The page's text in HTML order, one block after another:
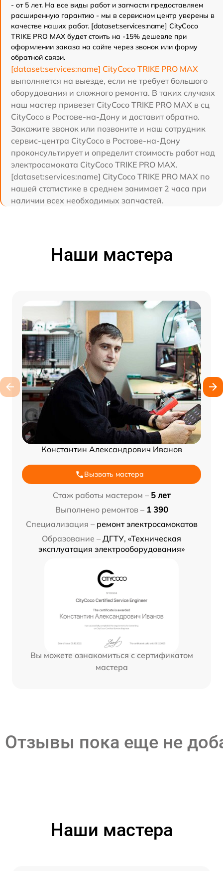
- от 5 лет. На все виды работ и запчасти предоставляем
расширенную гарантию - мы в сервисном центр уверены в
качестве наших работ. [dataset:services:name] CityCoco
TRIKE PRO MAX будет стоить на -15% дешевле при
оформлении заказа на сайте через звонок или форму
обратной связи.
[dataset:services:name] CityCoco TRIKE PRO MAX
выполняется на выезде, если не требует большого
оборудования и сложного ремонта. В таких случаях
наш мастер привезет CityCoco TRIKE PRO MAX в сц
CityCoco в Ростове-на-Дону и доставит обратно.
Закажите звонок или позвоните и наш сотрудник
сервис-центра CityCoco в Ростове-на-Дону
проконсультирует и определит стоимость работ над
электросамоката CityCoco TRIKE PRO MAX.
[dataset:services:name] CityCoco TRIKE PRO MAX по
нашей статистике в среднем занимает 2 часа при
наличии всех необходимых запчастей.
Наши мастера
Константин Александрович Иванов
Вызвать мастера
Стаж работы мастером – 5 лет
Выполнено ремонтов – 1 390
Специализация – ремонт электросамокатов
Образование – ДГТУ, «Техническая
эксплуатация электрооборудования»
Вы можете ознакомиться с сертификатом
мастера
Отзывы пока еще не
Наши мастера